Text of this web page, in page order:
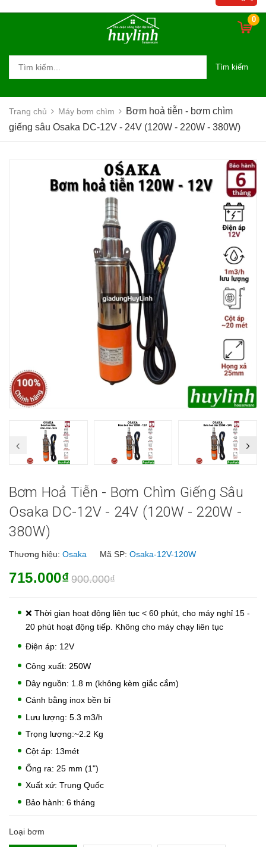
0
Tìm kiếm
Trang chủ Máy bơm chìm
Bơm hoả tiễn - bơm chìm
giếng sâu Osaka DC-12V - 24V (120W - 220W - 380W)
Bơm Hoả Tiễn - Bơm Chìm Giếng Sâu
Osaka DC-12V - 24V (120W - 220W -
380W)
Thương hiệu: Osaka Mã SP: Osaka-12V-120W
715.000₫ 900.000₫
❌ Thời gian hoạt động liên tục < 60 phút, cho máy nghỉ 15 -
20 phút hoạt động tiếp. Không cho máy chạy liên tục
Điện áp: 12V
Công xuất: 250W
Dây nguồn: 1.8 m (không kèm giắc cắm)
Cánh bằng inox bền bỉ
Lưu lượng: 5.3 m3/h
Trọng lượng:~2.2 Kg
Cột áp: 13mét
Ống ra: 25 mm (1")
Xuất xứ: Trung Quốc
Bảo hành: 6 tháng
Loại bơm